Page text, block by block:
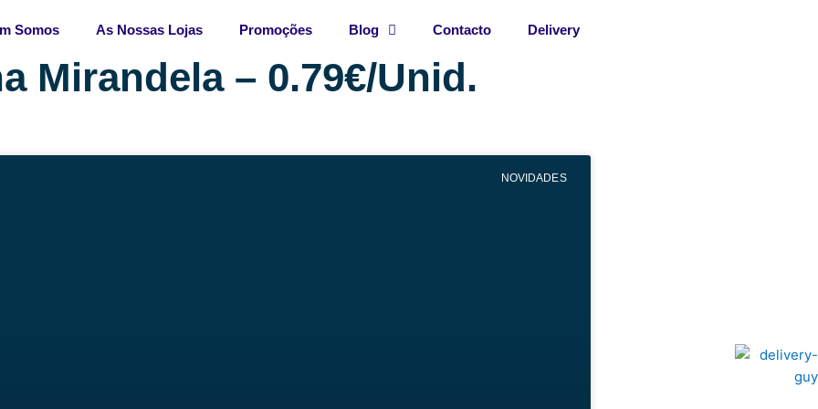
Somos As Nossas Lojas Promoções Blog Contacto Delivery
Mirandela – 0.79€/Unid.
NOVIDADES